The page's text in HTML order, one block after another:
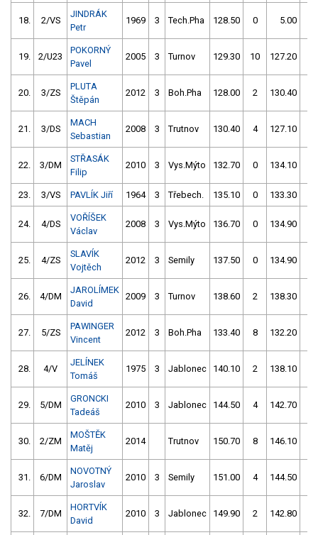
18. 2/VS
JINDRÁK
Petr
1969 3 Tech.Pha 128.50 0 5.00
19. 2/U23
POKORNÝ
Pavel
2005 3 Turnov 129.30 10 127.20
20. 3/ZS
PLUTA
Štěpán
2012 3 Boh.Pha 128.00 2 130.40
21. 3/DS
MACH
Sebastian
2008 3 Trutnov 130.40 4 127.10
22. 3/DM
STŘASÁK
Filip
2010 3 Vys.Mýto 132.70 0 134.10
23. 3/VS PAVLÍK Jiří 1964 3 Třebech. 135.10 0 133.30
24. 4/DS
VOŘÍŠEK
Václav
2008 3 Vys.Mýto 136.70 0 134.90
25. 4/ZS
SLAVÍK
Vojtěch
2012 3 Semily 137.50 0 134.90
26. 4/DM
JAROLÍMEK
David
2009 3 Turnov 138.60 2 138.30
27. 5/ZS
PAWINGER
Vincent
2012 3 Boh.Pha 133.40 8 132.20
28. 4/V
JELÍNEK
Tomáš
1975 3 Jablonec 140.10 2 138.10
29. 5/DM
GRONCKI
Tadeáš
2010 3 Jablonec 144.50 4 142.70
30. 2/ZM
MOŠTĚK
Matěj
2014 Trutnov 150.70 8 146.10
31. 6/DM
NOVOTNÝ
Jaroslav
2010 3 Semily 151.00 4 144.50
32. 7/DM
HORTVÍK
David
2010 3 Jablonec 149.90 2 142.80